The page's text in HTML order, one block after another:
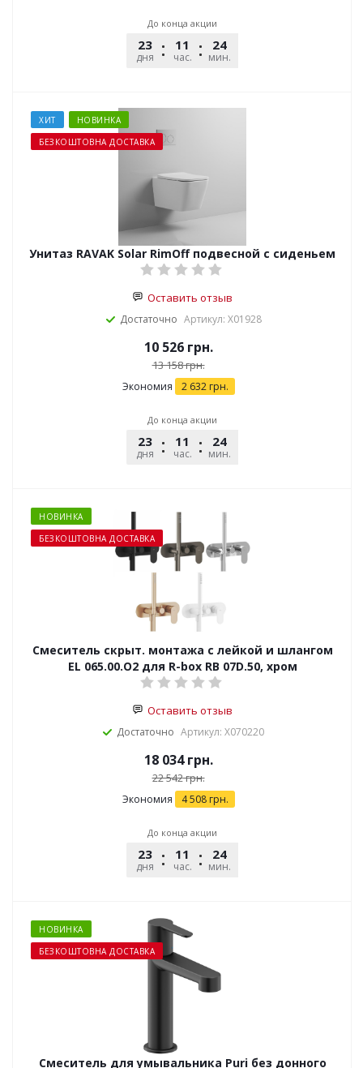
До конца акции
23
дня
11
час.
24
мин.
ХИТ
НОВИНКА
БЕЗКОШТОВНА ДОСТАВКА
Унитаз RAVAK Solar RimOff подвесной с сиденьем
Оставить отзыв
Достаточно Артикул: X01928
10 526грн.
13 158грн.
Экономия 2 632грн.
До конца акции
23
дня
11
час.
24
мин.
НОВИНКА
БЕЗКОШТОВНА ДОСТАВКА
Смеситель скрыт. монтажа с лейкой и шлангом
EL 065.00.O2 для R-box RB 07D.50, хром
Оставить отзыв
Достаточно Артикул: X070220
18 034грн.
22 542грн.
Экономия 4 508грн.
До конца акции
23
дня
11
час.
24
мин.
НОВИНКА
БЕЗКОШТОВНА ДОСТАВКА
Смеситель для умывальника Puri без донного